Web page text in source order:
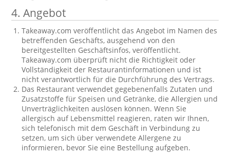
4. Angebot
Takeaway.com veröffentlicht das Angebot im Namen des
betreffenden Geschäfts, ausgehend von den
bereitgestellten Geschäftsinfos, veröffentlicht.
Takeaway.com überprüft nicht die Richtigkeit oder
Vollständigkeit der Restaurantinformationen und ist
nicht verantwortlich für die Durchführung des Vertrags.
Das Restaurant verwendet gegebenenfalls Zutaten und
Zusatzstoffe für Speisen und Getränke, die Allergien und
Unverträglichkeiten auslösen können. Wenn Sie
allergisch auf Lebensmittel reagieren, raten wir Ihnen,
sich telefonisch mit dem Geschäft in Verbindung zu
setzen, um sich über verwendete Allergene zu
informieren, bevor Sie eine Bestellung aufgeben.